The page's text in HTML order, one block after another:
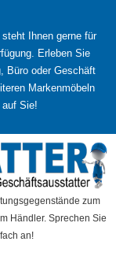
Ihnen gerne für
Erleben Sie
Büro oder Geschäft
Markenmöbeln
Sie!
zum
Händler. Sprechen Sie
an!